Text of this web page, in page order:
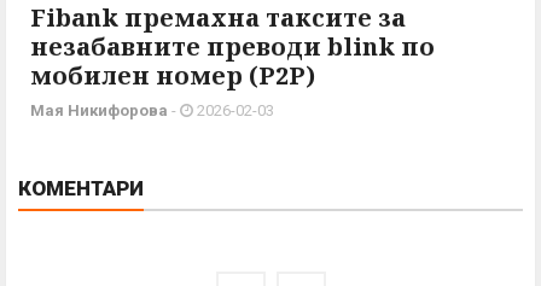
Fibank премахна таксите за
незабавните преводи blink по
мобилен номер (P2P)
Мая Никифорова - 2026-02-03
КОМЕНТАРИ